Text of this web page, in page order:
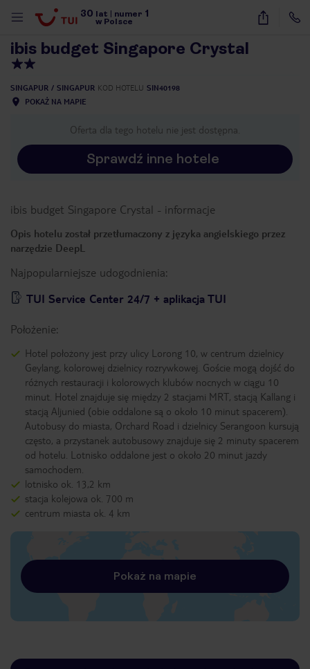
30 lat numer 1
w Polsce
9
ibis budget Singapore Crystal
SINGAPUR SINGAPUR KOD HOTELU SIN40198
POKAŻ NA MAPIE
Oferta dla tego hotelu nie jest dostępna.
Sprawdź inne hotele
ibis budget Singapore Crystal - informacje
Opis hotelu został przetłumaczony z języka angielskiego przez
narzędzie DeepL
Najpopularniejsze udogodnienia:
TUI Service Center 24/7 + aplikacja TUI
Położenie:
Hotel położony jest przy ulicy Lorong 10, w centrum dzielnicy
Geylang, kolorowej dzielnicy rozrywkowej. Goście mogą dojść do
różnych restauracji i kolorowych klubów nocnych w ciągu 10
minut. Hotel znajduje się między 2 stacjami MRT, stacją Kallang i
stacją Aljunied (obie oddalone są o około 10 minut spacerem).
Autobusy do miasta, Orchard Road i dzielnicy Serangoon kursują
często, a przystanek autobusowy znajduje się 2 minuty spacerem
od hotelu. Lotnisko oddalone jest o około 20 minut jazdy
samochodem.
lotnisko ok. 13,2 km
stacja kolejowa ok. 700 m
centrum miasta ok. 4 km
Pokaż na mapie